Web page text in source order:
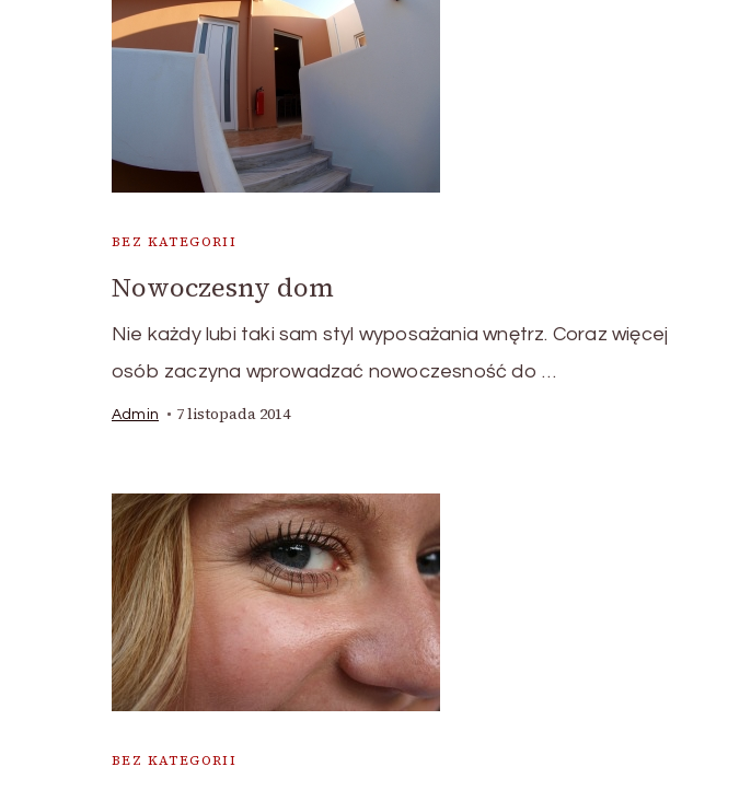
BEZ KATEGORII
Nowoczesny dom
Nie każdy lubi taki sam styl wyposażania wnętrz. Coraz więcej
osób zaczyna wprowadzać nowoczesność do …
Admin 7 listopada 2014
BEZ KATEGORII